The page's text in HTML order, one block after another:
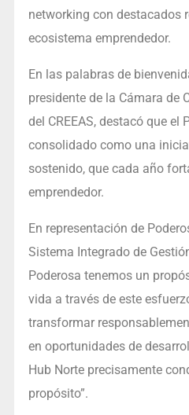
networking con destacados
ecosistema emprendedor.
En las palabras de
presidente de la Cámara de
del CREEAS, destacó que el
consolidado como una
sostenido, que cada año
emprendedor.
En representación de
Sistema Integrado de
Poderosa tenemos un
vida a través de este
transformar
en oportunidades de
Hub Norte precisamente
propósito”.